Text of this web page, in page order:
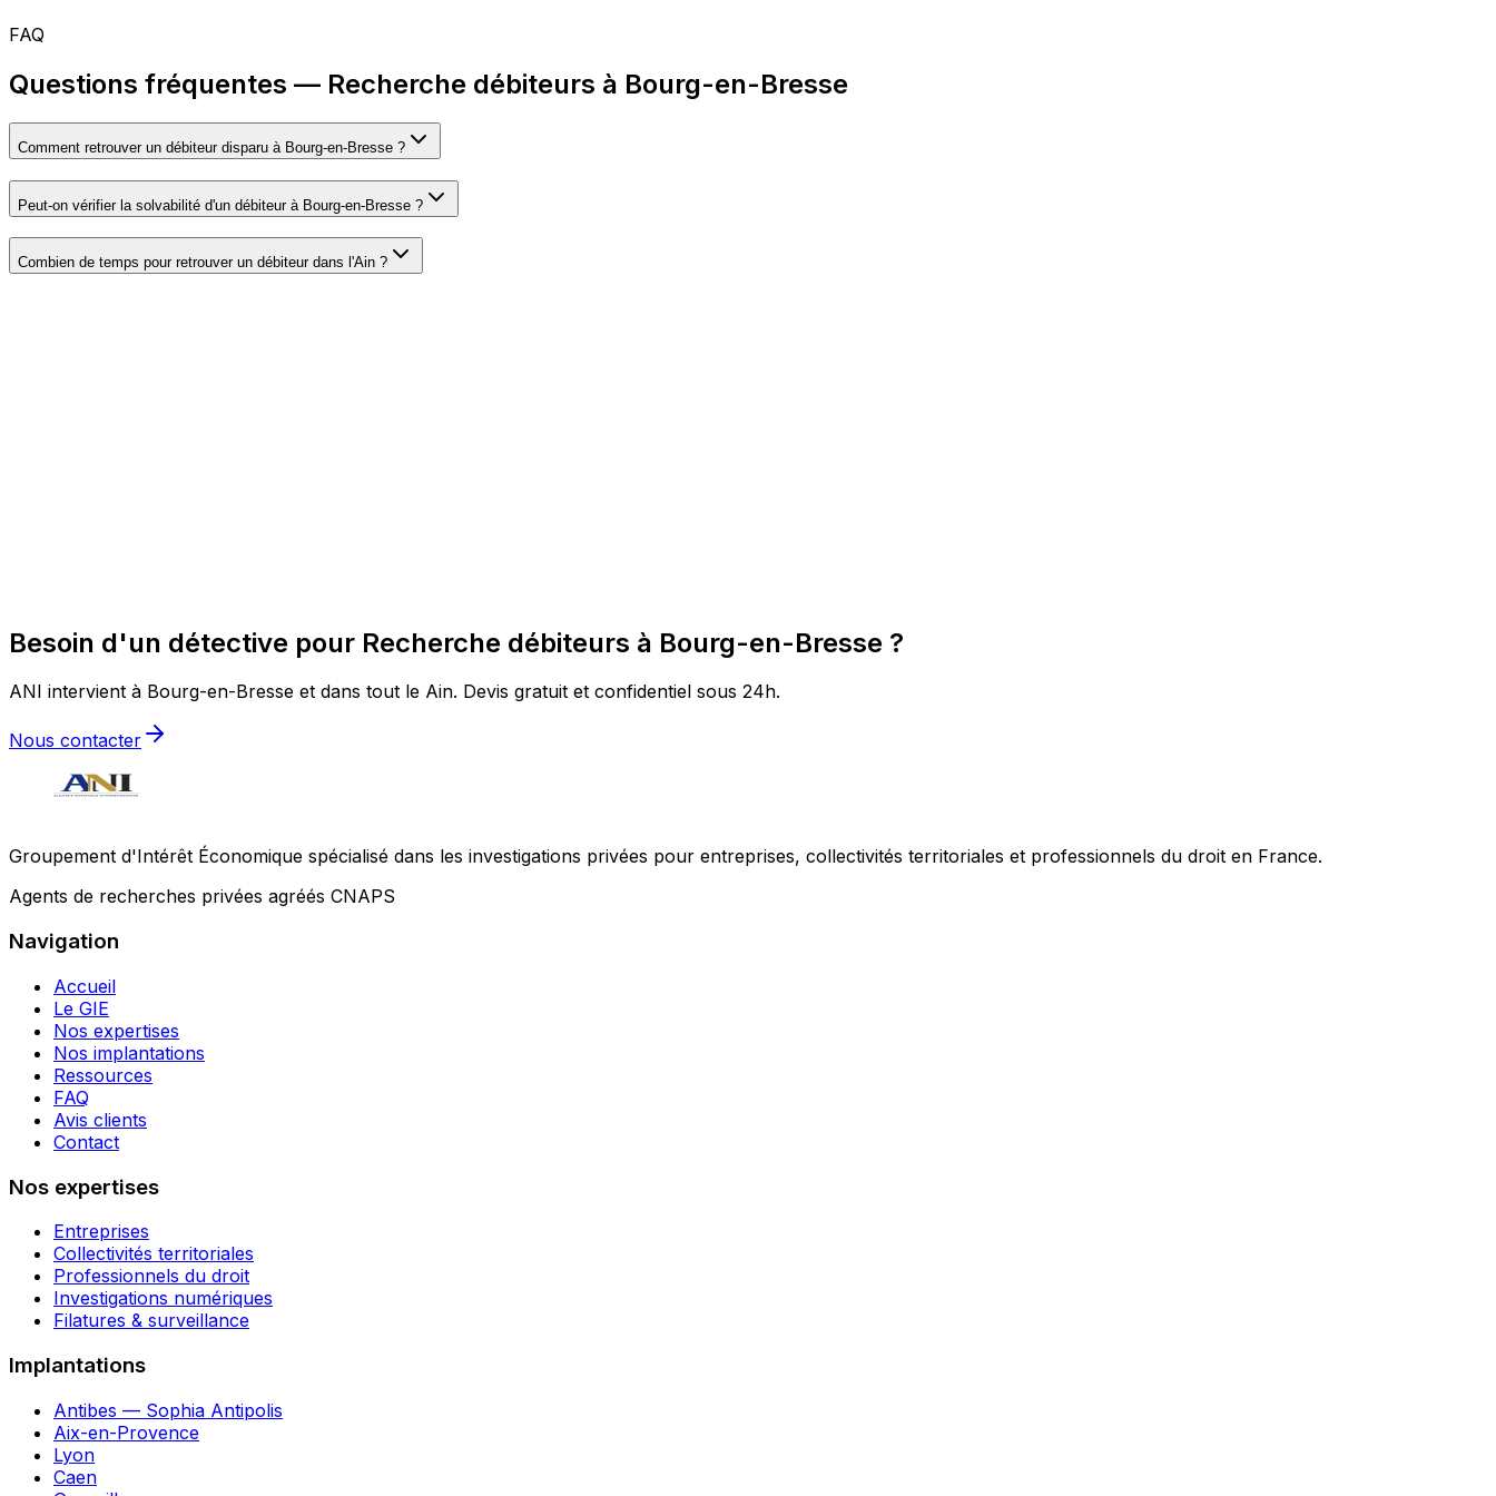
FAQ
Questions fréquentes — Recherche débiteurs à Bourg-en-Bresse
Comment retrouver un débiteur disparu à Bourg-en-Bresse ?
Peut-on vérifier la solvabilité d'un débiteur à Bourg-en-Bresse ?
Combien de temps pour retrouver un débiteur dans l'Ain ?
Besoin d'un détective pour Recherche débiteurs à Bourg-en-Bresse ?
ANI intervient à Bourg-en-Bresse et dans tout le Ain. Devis gratuit et confidentiel sous 24h.
Nous contacter
Groupement d'Intérêt Économique spécialisé dans les investigations privées pour entreprises, collectivités territoriales et professionnels du droit en France.
Agents de recherches privées agréés CNAPS
Navigation
Accueil
Le GIE
Nos expertises
Nos implantations
Ressources
FAQ
Avis clients
Contact
Nos expertises
Entreprises
Collectivités territoriales
Professionnels du droit
Investigations numériques
Filatures & surveillance
Implantations
Antibes — Sophia Antipolis
Aix-en-Provence
Lyon
Caen